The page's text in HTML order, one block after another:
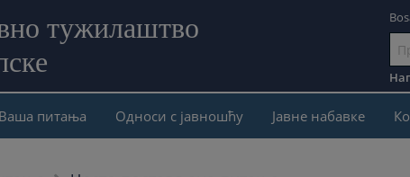
тужилаштво
садржај
Ваша питања Односи с јавношћу Јавне набавке